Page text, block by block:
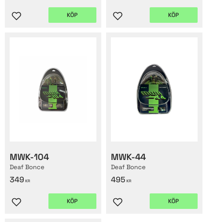
Lägg till i favoriter
KÖP
Lägg till i favoriter
KÖP
MWK-104
Deaf Bonce
349 KR
Lägg till i favoriter
KÖP
MWK-44
Deaf Bonce
495 KR
Lägg till i favoriter
KÖP